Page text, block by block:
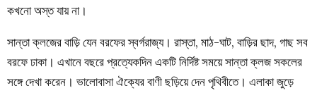
কখনো অস্ত যায় না।
সান্তা ক্লজের বাড়ি যেন বরফের স্বর্গরাজ্য। রাস্তা, মাঠ-ঘাট, বাড়ির ছাদ, গাছ সব
বরফে ঢাকা। এখানে বছরে প্রত্যেকদিন একটি নির্দিষ্ট সময়ে সান্তা ক্লজ সকলের
সঙ্গে দেখা করেন। ভালোবাসা ঐক্যের বাণী ছড়িয়ে দেন পৃথিবীতে। এলাকা জুড়ে